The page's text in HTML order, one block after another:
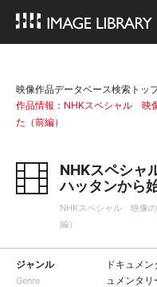
映像作品データベース検索トッ
作品情報：NHKスペシャル 映
た（前編）
NHKスペシ
ハッタンから
NHKスペシャル 映像
編）
ジャンル
Genre
ドキュメ
ュメンタリ